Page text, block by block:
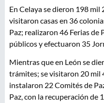
En Celaya se dieron 198
visitaron casas en 36
Paz; realizaron 46 Ferias de
públicos y efectuaron 35
Mientras que en León se
trámites; se visitaron 20 mil
instalaron 22 Comités de
Paz, con la recuperación de